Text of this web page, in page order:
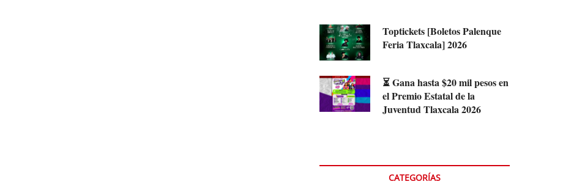
Toptickets [Boletos Palenque
Feria Tlaxcala] 2026
⏳ Gana hasta $20 mil pesos en
el Premio Estatal de la
Juventud Tlaxcala 2026
CATEGORÍAS